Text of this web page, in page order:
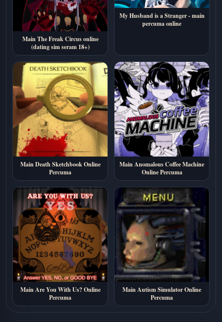
Main The Freak Circus online
(dating sim seram 18+)
My Husband is a Stranger - main
percuma online
Main Death Sketchbook Online
Percuma
Main Anomalous Coffee Machine
Online Percuma
Main Are You With Us? Online
Percuma
Main Autism Simulator Online
Percuma